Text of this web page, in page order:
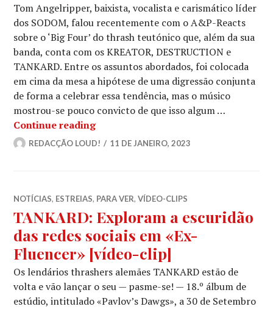
Tom Angelripper, baixista, vocalista e carismático líder
dos SODOM, falou recentemente com o A&P-Reacts
sobre o ‘Big Four’ do thrash teutónico que, além da sua
banda, conta com os KREATOR, DESTRUCTION e
TANKARD. Entre os assuntos abordados, foi colocada
em cima da mesa a hipótese de uma digressão conjunta
de forma a celebrar essa tendência, mas o músico
mostrou-se pouco convicto de que isso algum …
Continue readingUma digressão com os ‘big four’ do
REDACÇÃO LOUD! 11 DE JANEIRO, 2023
NOTÍCIAS, ESTREIAS, PARA VER,VÍDEO-CLIPS
TANKARD: Exploram a escuridão
das redes sociais em «Ex-
Fluencer» [vídeo-clip]
Os lendários thrashers alemães TANKARD estão de
volta e vão lançar o seu — pasme-se! — 18.º álbum de
estúdio, intitulado «Pavlov’s Dawgs», a 30 de Setembro